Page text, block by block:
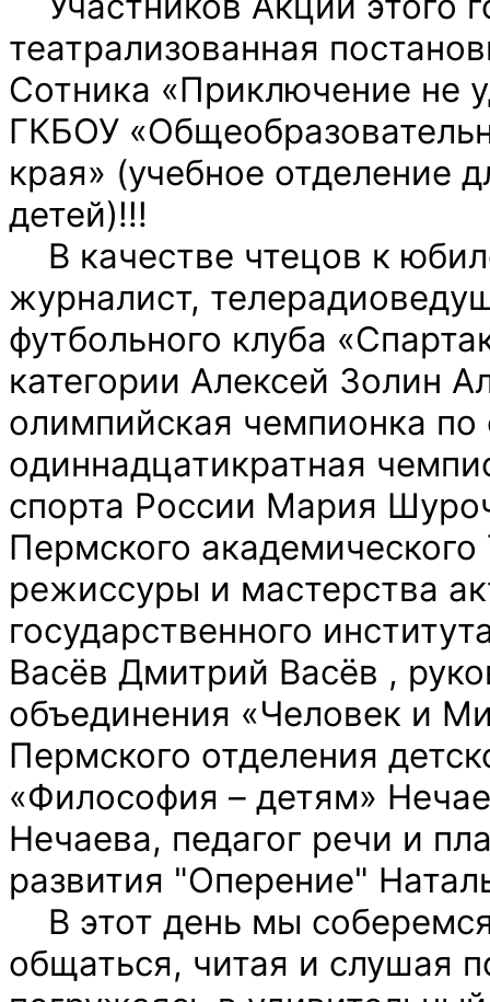
театрализованная
Сотника «Приключение не
ГКБОУ
края» (учебное отделение
детей)!!!
В качестве чтецов к
журналист,
футбольного клуба
категории Алексей Золин
олимпийская чемпионка
одиннадцатикратная
спорта России Мария
Пермского
режиссуры и мастерства
государственного
Васёв Дмитрий Васёв ,
объединения «Человек и
Пермского отделения
«Философия – детям»
Нечаева, педагог речи и
развития "Оперение"
В этот день мы
общаться, читая и слушая